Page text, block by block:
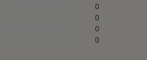
0
0
0
0